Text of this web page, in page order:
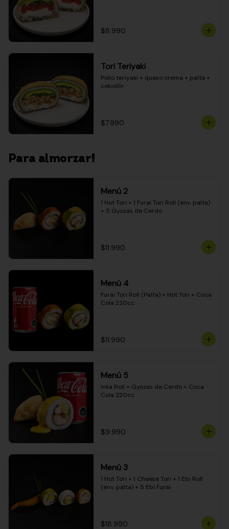
$8.990
Tori Teriyaki
Pollo teriyaki + queso crema + palta +
cebollín
$7.990
Para almorzar!
Menú 2
1 Hot Tori + 1 Furai Tori Roll (env. palta)
+ 5 Gyozas de Cerdo
$11.990
Menú 4
Furai Tori Roll (Palta) + Hot Tori + Coca
Cola 220cc
$11.990
Menú 5
Inka Roll + Gyozas de Cerdo + Coca
Cola 220cc
$9.990
Menú 3
1 Hot Tori + 1 Cheese Tori + 1 Ebi Roll
(env. palta) + 5 Ebi Furai
$18.990